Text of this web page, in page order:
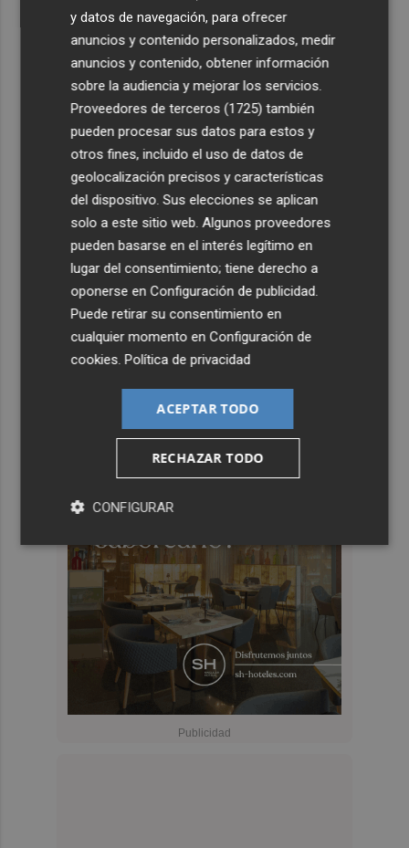
y datos de navegación, para ofrecer
anuncios y contenido personalizados, medir
anuncios y contenido, obtener información
sobre la audiencia y mejorar los servicios.
Proveedores de terceros (1725) también
pueden procesar sus datos para estos y
otros fines, incluido el uso de datos de
geolocalización precisos y características
del dispositivo. Sus elecciones se aplican
solo a este sitio web. Algunos proveedores
pueden basarse en el interés legítimo en
lugar del consentimiento; tiene derecho a
oponerse enConfiguración de publicidad
Puede retirar su consentimiento en
cualquier momento enConfiguración de
cookies .Política de privacidad
ACEPTAR TODO
RECHAZAR TODO
CONFIGURAR